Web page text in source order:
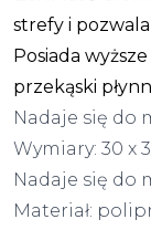
strefy i
Posiada
przekąski
Nadaje się do
Wymiary: 30 x
Nadaje się do
Materiał: